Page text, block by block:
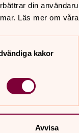
din
Läs mer om
kakor
Avvisa